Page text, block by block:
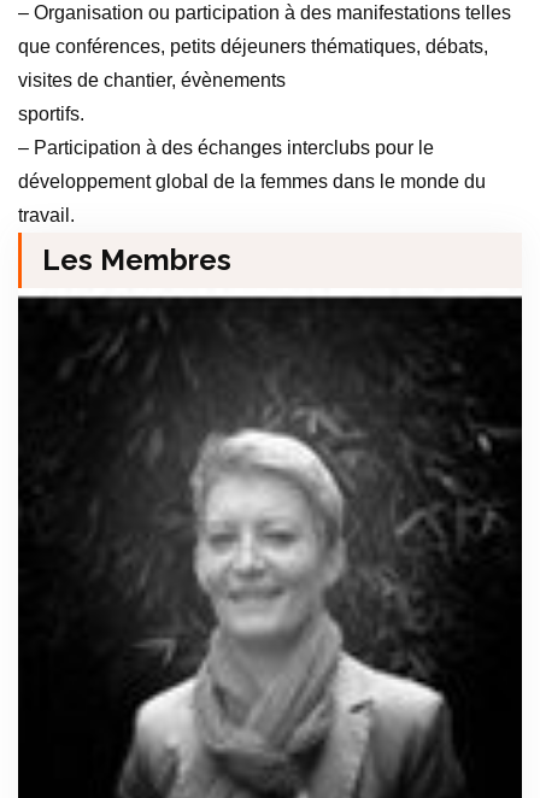
– Organisation ou participation à des manifestations telles
que conférences, petits déjeuners thématiques, débats,
visites de chantier, évènements
sportifs.
– Participation à des échanges interclubs pour le
développement global de la femmes dans le monde du
travail.
Les Membres